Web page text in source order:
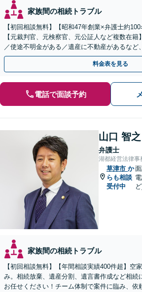
家族間の相続トラブル
【初回相談無料】【昭和47年創業×弁護士約100
【元裁判官、元検察官、元公証人など複数在
／使途不明金がある／遺産に不動産があるなど
相談ください【他士業連携で登記・税も対応】
料金表を見る
電話で面談予約
山口 智之
弁護士
湖都経営法律事
草津市 か
らも相談
受付中
家族間の相続トラブル
【初回相談無料】【年間相談実績400件超】空
み。相続放棄、遺産分割、遺言書作成など相続
お任せください！チーム体制で案件に臨み、依